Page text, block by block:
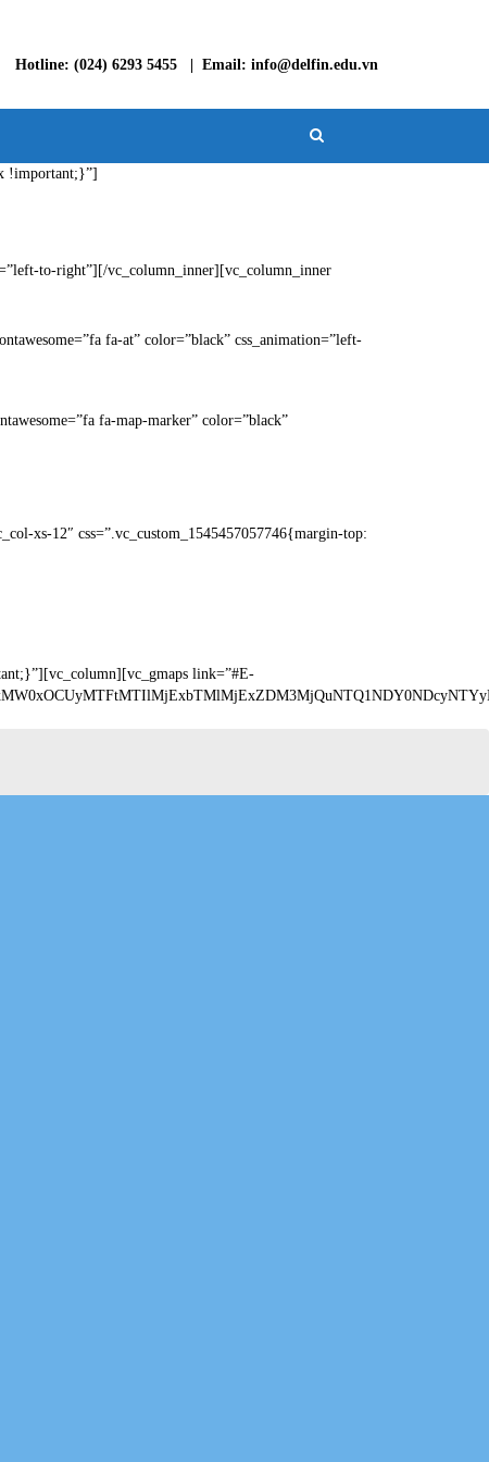
Hotline: (024) 6293 5455 | Email: info@delfin.edu.vn
!important;}”]
to-right”][/vc_column_inner][vc_column_inner
fa-at” color=”black” css_animation=”left-
fa-map-marker” color=”black”
xs-12″ css=”.vc_custom_1545457057746{margin-top:
link=”#E-